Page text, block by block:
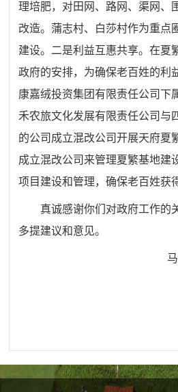
理培肥，对田网、路网、渠网、
改造。蒲志村、白莎村作为重点
建设。 二是利益互惠共享。在夏
政府的安排，为确保老百姓的利
康嘉绒投资集团有限责任公司下
禾农旅文化发展有限责任公司与
的公司成立混改公司开展天府夏
成立混改公司来管理夏繁基地建
项目建设和管理，确保老百姓获
真诚感谢你们对政府工作的
多提建议和意见。